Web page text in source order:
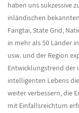
haben uns sukzessive
inländischen
Fangtai, State Grid,
in mehr als 50 Länder
usw. und der Region
Entwicklungstrend der
intelligenten Lebens
weiter verbessern, die
mit Einfallsreichtum